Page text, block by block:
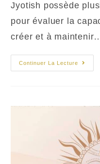
Jyotish possède
pour évaluer la
créer et à
Continuer La Lecture
Amour
Dans